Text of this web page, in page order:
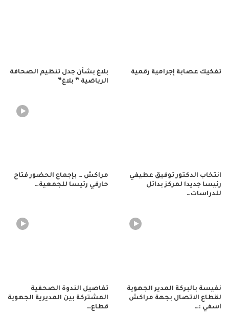
تفكيك عصابة إجرامية رقمية
بلاغ بشأن جدل تنظيم الصحافة
الرياضية ” بلاغ”
انتخاب الدكتور توفيق عطيفي
رئيسا جديدا لمركز بدائل
للدراسات…
مراكش … بإجماع الحضور فتاح
حارفي رئيسا للجمعية…
نفيسة بالبركة المدير الجهوية
لقطاع الاتصال بجهة مراكش
آسفي :…
تفاصيل الندوة الصحفية
المشتركة بين المديرية الجهوية
قطاع…